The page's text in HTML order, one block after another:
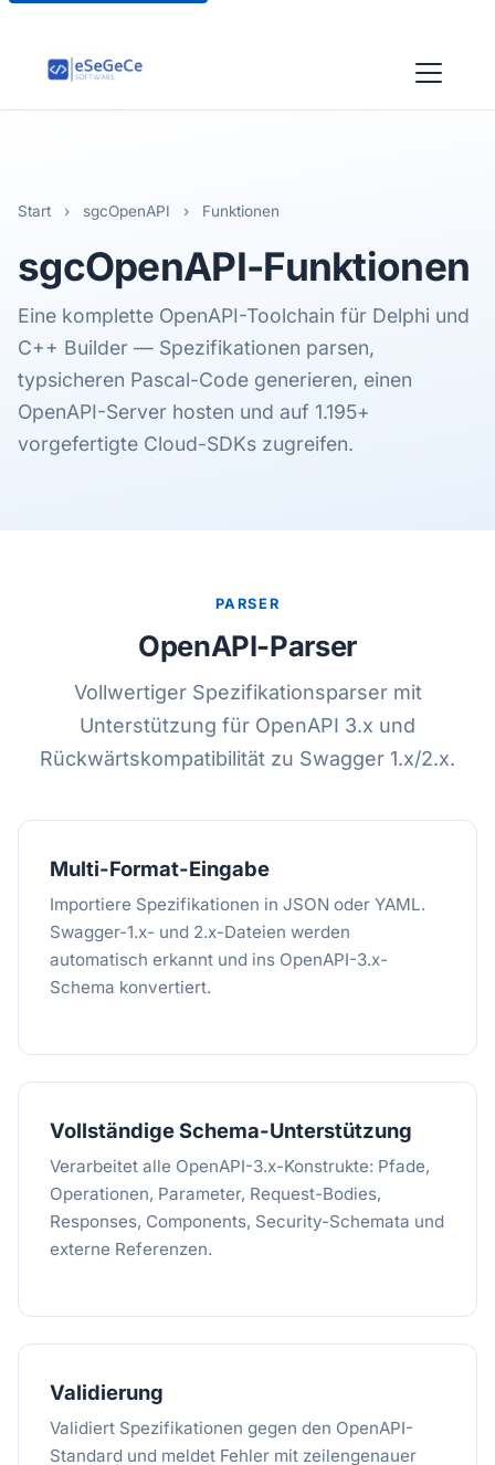
Start › sgcOpenAPI › Funktionen
sgcOpenAPI-Funktionen
Eine komplette OpenAPI-Toolchain für Delphi und
C++ Builder — Spezifikationen parsen,
typsicheren Pascal-Code generieren, einen
OpenAPI-Server hosten und auf 1.195+
vorgefertigte Cloud-SDKs zugreifen.
PARSER
OpenAPI-Parser
Vollwertiger Spezifikationsparser mit
Unterstützung für OpenAPI 3.x und
Rückwärtskompatibilität zu Swagger 1.x/2.x.
Multi-Format-Eingabe
Importiere Spezifikationen in JSON oder YAML.
Swagger-1.x- und 2.x-Dateien werden
automatisch erkannt und ins OpenAPI-3.x-
Schema konvertiert.
Vollständige Schema-Unterstützung
Verarbeitet alle OpenAPI-3.x-Konstrukte: Pfade,
Operationen, Parameter, Request-Bodies,
Responses, Components, Security-Schemata und
externe Referenzen.
Validierung
Validiert Spezifikationen gegen den OpenAPI-
Standard und meldet Fehler mit zeilengenauer